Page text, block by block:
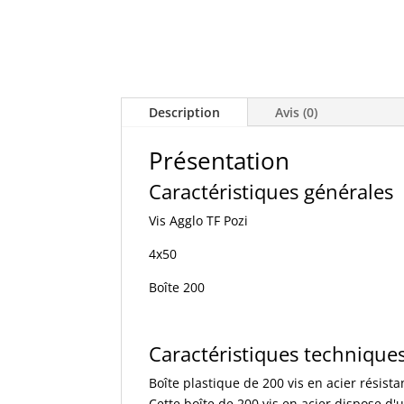
Description Avis (0)
Présentation
Caractéristiques générales
Vis Agglo TF Pozi
4x50
Boîte 200
Caractéristiques
Boîte plastique de 200 vis en acier